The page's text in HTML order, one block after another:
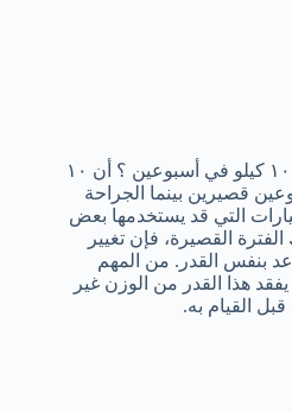
هل تريد إنقاص وزنك و تخسيس ١٠ كيلو في أسبوعين ؟ أن ١٠
قصيرين بينما الجراحة
التي قد يستخدمها بعض
القصيرة، فإن تغيير
بنفس القدر. من المهم
هذا القدر من الوزن غير
القيام به.